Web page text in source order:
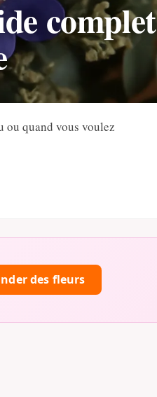
complet
ou quand vous voulez
des fleurs